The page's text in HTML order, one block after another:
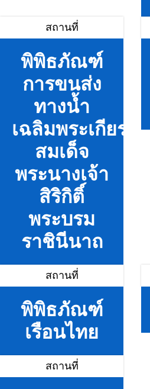
สถานที่
พิพิธภัณฑ์
การขนส่ง
ทางน้ำ
เฉลิมพระเกียรติ
สมเด็จ
พระนางเจ้า
สิริกิติ์
พระบรม
ราชินีนาถ
สถานที่
พิพิธภัณฑ์
เรือนไทย
สถานที่